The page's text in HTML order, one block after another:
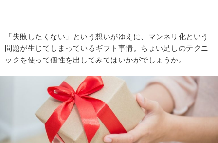
「失敗したくない」という想いがゆえに、マンネリ化という
問題が生じてしまっているギフト事情。ちょい足しのテクニ
ックを使って個性を出してみてはいかがでしょうか。